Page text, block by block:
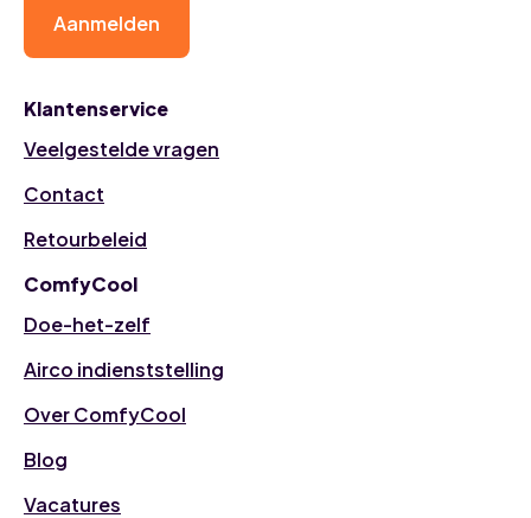
Klantenservice
Veelgestelde vragen
Contact
Retourbeleid
ComfyCool
Doe-het-zelf
Airco indienststelling
Over ComfyCool
Blog
Vacatures
Aanmelden